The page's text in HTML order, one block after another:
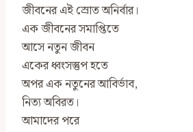
জীবনের এই স্রোত অনির্বার।
এক জীবনের সমাপ্তিতে
আসে নতুন জীবন
একের ধ্বংসস্তুপ হতে
অপর এক নতুনের আবির্ভাব,
নিত‍্য অবিরত।
আমাদের পরে